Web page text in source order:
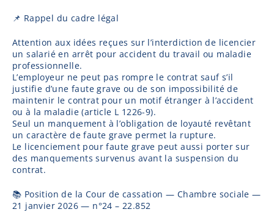
📌 Rappel du cadre légal
Attention aux idées reçues sur l’interdiction de licencier
un salarié en arrêt pour accident du travail ou maladie
professionnelle.
L’employeur ne peut pas rompre le contrat sauf s’il
justifie d’une faute grave ou de son impossibilité de
maintenir le contrat pour un motif étranger à l’accident
ou à la maladie (article L 1226-9).
Seul un manquement à l’obligation de loyauté revêtant
un caractère de faute grave permet la rupture.
Le licenciement pour faute grave peut aussi porter sur
des manquements survenus avant la suspension du
contrat.
📚 Position de la Cour de cassation — Chambre sociale —
21 janvier 2026 — n°24 – 22.852